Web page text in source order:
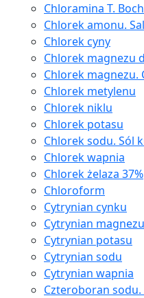
Chloramina T.
Chlorek amonu.
Chlorek cyny
Chlorek magnezu
Chlorek magnezu.
Chlorek metylenu
Chlorek niklu
Chlorek potasu
Chlorek sodu. Sól
Chlorek wapnia
Chlorek żelaza 37%
Chloroform
Cytrynian cynku
Cytrynian magnezu
Cytrynian potasu
Cytrynian sodu
Cytrynian wapnia
Czteroboran sodu.